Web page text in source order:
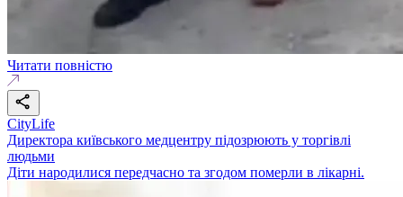
Читати повністю
CityLife
Директора київського медцентру підозрюють у торгівлі
людьми
Діти народилися передчасно та згодом померли в лікарні.